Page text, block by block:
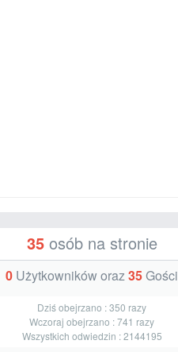
35osób na stronie
0 Użytkowników oraz35Gości
Dziś obejrzano :350 razy
Wczoraj obejrzano :741 razy
Wszystkich odwiedzin :2144195